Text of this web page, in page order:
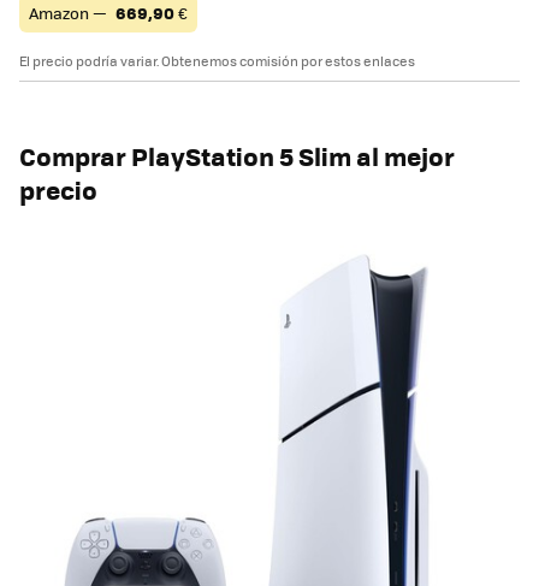
Amazon — 669,90€
El precio podría variar. Obtenemos comisión por estos enlaces
Comprar PlayStation 5 Slim al mejor
precio